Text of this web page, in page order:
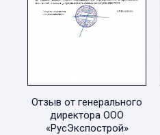
Отзыв от генерального
директора ООО
«РусЭкспострой»